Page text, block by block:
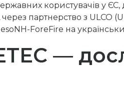
користувачів у
партнерство з ULCO
ForeFire на
—